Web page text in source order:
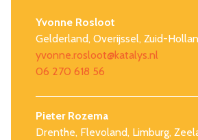
Yvonne Rosloot
Gelderland, Overijssel, Zuid-
yvonne.rosloot@katalys.nl
06 270 618 56
Pieter Rozema
Drenthe, Flevoland, Limburg,